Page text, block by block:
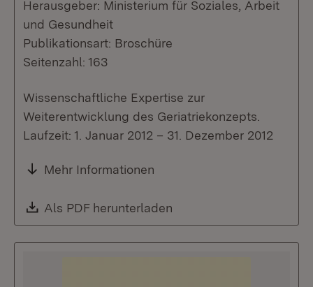
Herausgeber: Ministerium für Soziales, Arbeit
und Gesundheit
Publikationsart: Broschüre
Seitenzahl: 163
Wissenschaftliche Expertise zur
Weiterentwicklung des Geriatriekonzepts.
Laufzeit: 1. Januar 2012 – 31. Dezember 2012
Mehr Informationen
Download:
Als PDF herunterladen